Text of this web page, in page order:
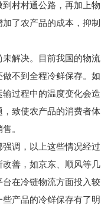
村村通公路，再加上物
了农产品的成本，抑制
未解决。目前我国的物流
做不到全程冷鲜保存。如
过程中的温度变化会造
，致使农产品的消费者体
。
强调，以上这些情况经过
善，如京东、顺风等几
在冷链物流方面投入较
产品的冷鲜保存有了明